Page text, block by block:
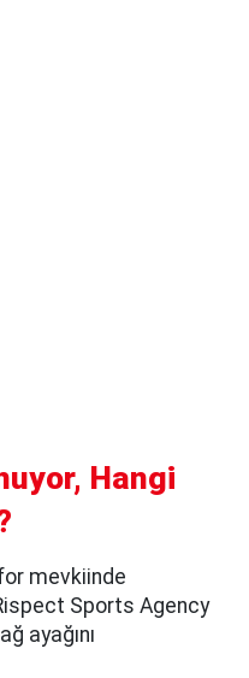
Hangi
mevkiinde
Sports Agency
ayağını